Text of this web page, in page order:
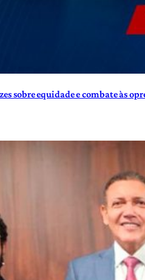
sobre equidade e combate às